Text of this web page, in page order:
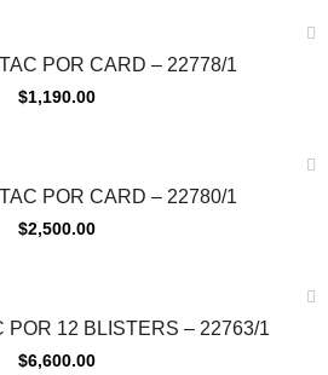
POR CARD – 22778/1
$1,190.00
POR CARD – 22780/1
$2,500.00
POR 12 BLISTERS – 22763/1
$6,600.00